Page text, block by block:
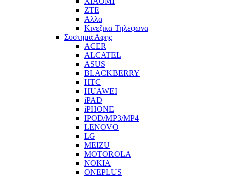
ZTE
Αλλα
Κινεζικα Τηλεφωνα
Συστημα Αφης
ACER
ALCATEL
ASUS
BLACKBERRY
HTC
HUAWEI
iPAD
iPHONE
IPOD/MP3/MP4
LENOVO
LG
MEIZU
MOTOROLA
NOKIA
ONEPLUS